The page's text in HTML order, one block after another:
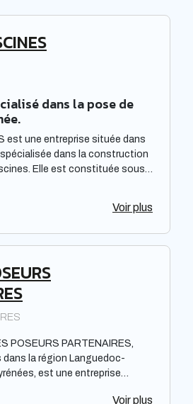
dans la pose de
est une entreprise située dans
spécialisée dans la construction
Elle est constituée sous
de qualité pour répondre
un savoir-faire et une
Voir plus
POSEURS PARTENAIRES,
dans la région Languedoc-
est une entreprise
Voir plus